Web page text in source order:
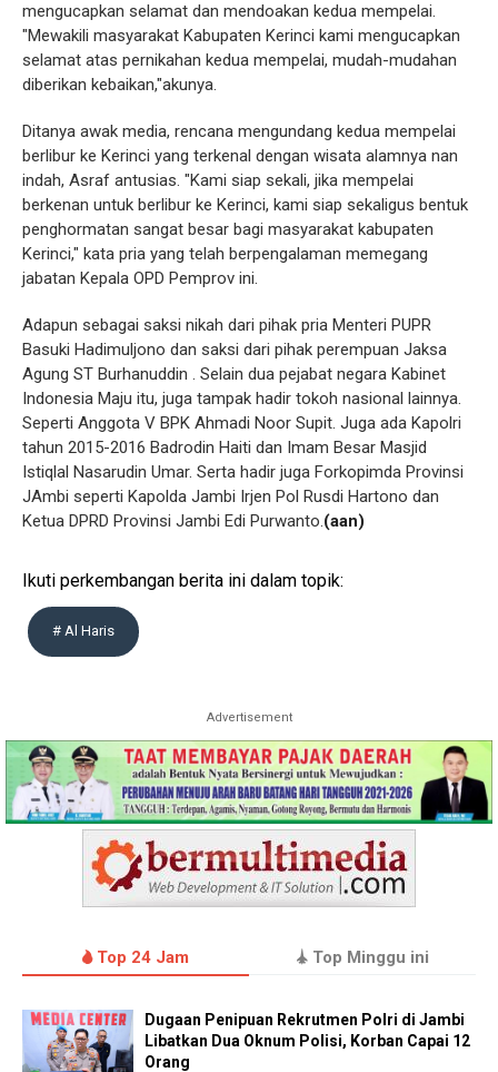
mengucapkan selamat dan mendoakan kedua mempelai.
"Mewakili masyarakat Kabupaten Kerinci kami mengucapkan
selamat atas pernikahan kedua mempelai, mudah-mudahan
diberikan kebaikan,"akunya.
Ditanya awak media, rencana mengundang kedua mempelai
berlibur ke Kerinci yang terkenal dengan wisata alamnya nan
indah, Asraf antusias. "Kami siap sekali, jika mempelai
berkenan untuk berlibur ke Kerinci, kami siap sekaligus bentuk
penghormatan sangat besar bagi masyarakat kabupaten
Kerinci," kata pria yang telah berpengalaman memegang
jabatan Kepala OPD Pemprov ini.
Adapun sebagai saksi nikah dari pihak pria Menteri PUPR
Basuki Hadimuljono dan saksi dari pihak perempuan Jaksa
Agung ST Burhanuddin . Selain dua pejabat negara Kabinet
Indonesia Maju itu, juga tampak hadir tokoh nasional lainnya.
Seperti Anggota V BPK Ahmadi Noor Supit. Juga ada Kapolri
tahun 2015-2016 Badrodin Haiti dan Imam Besar Masjid
Istiqlal Nasarudin Umar. Serta hadir juga Forkopimda Provinsi
JAmbi seperti Kapolda Jambi Irjen Pol Rusdi Hartono dan
Ketua DPRD Provinsi Jambi Edi Purwanto.(aan)
Ikuti perkembangan berita ini dalam topik:
# Al Haris
Advertisement
Top 24 Jam Top Minggu ini
Dugaan Penipuan Rekrutmen Polri di Jambi
Libatkan Dua Oknum Polisi, Korban Capai 12
Orang